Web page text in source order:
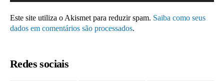
Este site utiliza o Akismet para reduzir spam. Saiba como seus
dados em comentários são processados.
Redes sociais